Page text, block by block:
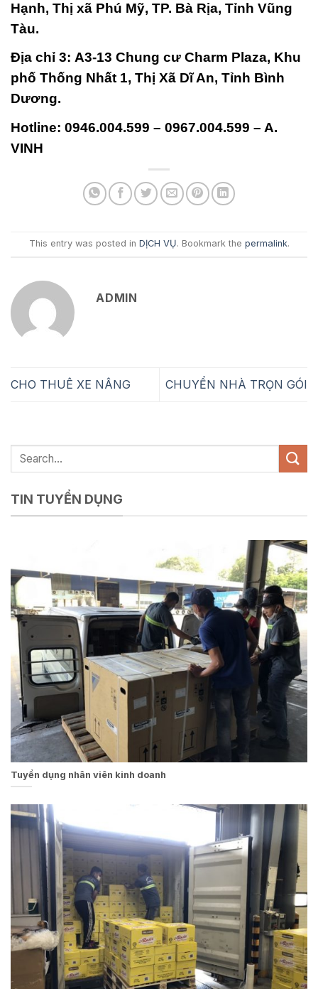
Hạnh, Thị xã Phú Mỹ, TP. Bà Rịa, Tỉnh Vũng
Tàu.
Địa chỉ 3: A3-13 Chung cư Charm Plaza, Khu
phố Thống Nhất 1, Thị Xã Dĩ An, Tỉnh Bình
Dương.
Hotline: 0946.004.599 – 0967.004.599 – A.
VINH
This entry was posted in DỊCH VỤ. Bookmark the permalink.
ADMIN
CHO THUÊ XE NÂNG CHUYỂN NHÀ TRỌN GÓI
TIN TUYỂN DỤNG
Tuyển dụng nhân viên kinh doanh